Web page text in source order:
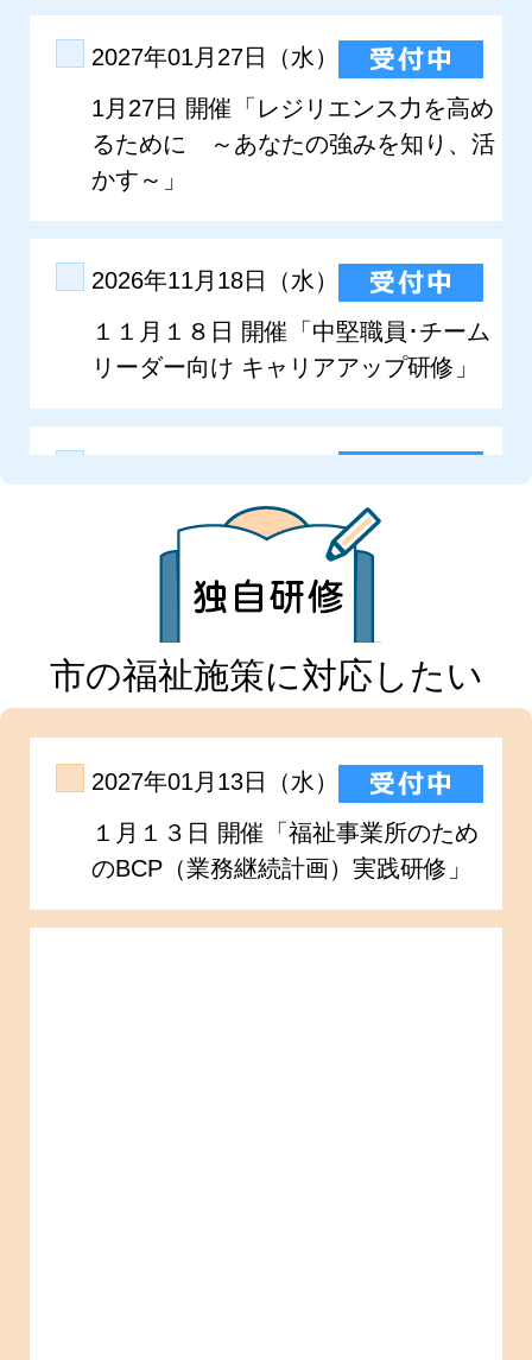
市の福祉施策に対応したい